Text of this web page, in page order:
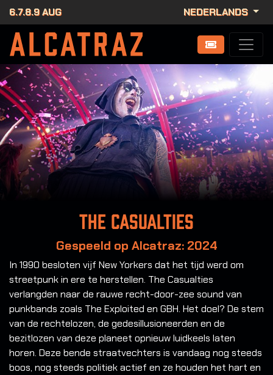
6.7.8.9 AUG NEDERLANDS
The Casualties
Gespeeld op Alcatraz: 2024
In 1990 besloten vijf New Yorkers dat het tijd werd om
streetpunk in ere te herstellen. The Casualties
verlangden naar de rauwe recht-door-zee sound van
punkbands zoals The Exploited en GBH. Het doel? De stem
van de rechtelozen, de gedesillusioneerden en de
bezitlozen van deze planeet opnieuw luidkeels laten
horen. Deze bende straatvechters is vandaag nog steeds
boos, nog steeds politiek actief en ze houden het hart en